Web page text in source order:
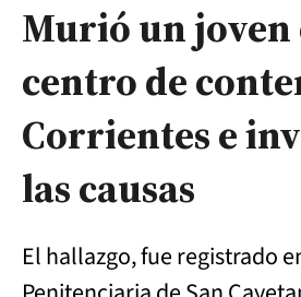
Murió un joven
centro de
Corrientes e
las causas
El hallazgo, fue registrado